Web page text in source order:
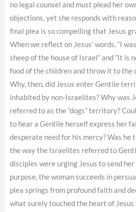
no legal counsel and must plead her
objections, yet she responds with
final plea is so compelling that Jesus
When we reflect on Jesus’ words, “I
sheep of the house of Israel” and “It is
food of the children and throw it to the
Why, then, did Jesus enter Gentile
inhabited by non-Israelites? Why was
referred to as the “dogs” territory?
to hear a Gentile herself express her
desperate need for his mercy? Was he
the way the Israelites referred to
disciples were urging Jesus to send
purpose, the woman succeeds in
plea springs from profound faith and
what surely touched the heart of Jesus